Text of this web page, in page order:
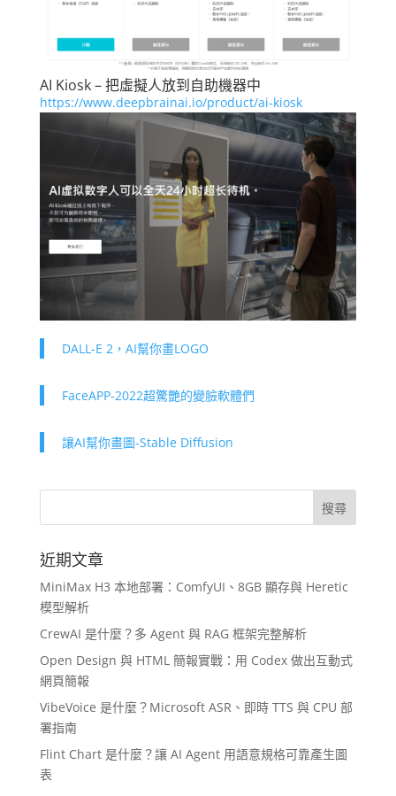
AI Kiosk – 把虛擬人放到自助機器中
https://www.deepbrainai.io/product/ai-kiosk
DALL-E 2，AI幫你畫LOGO
FaceAPP-2022超驚艷的變臉軟體們
讓AI幫你畫圖-Stable Diffusion
近期文章
MiniMax H3 本地部署：ComfyUI、8GB 顯存與 Heretic
模型解析
CrewAI 是什麼？多 Agent 與 RAG 框架完整解析
Open Design 與 HTML 簡報實戰：用 Codex 做出互動式
網頁簡報
VibeVoice 是什麼？Microsoft ASR、即時 TTS 與 CPU 部
署指南
Flint Chart 是什麼？讓 AI Agent 用語意規格可靠產生圖
表